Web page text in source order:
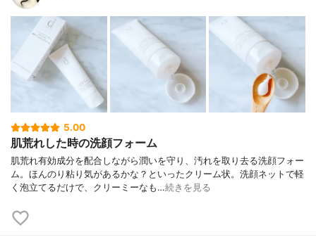
5.00
肌荒れした時の洗顔フォーム
肌荒れ有効成分を配合しながら潤いを守り、汚れを取り去る洗顔フォー
ム。ほんのり粘り気があるかな？といったクリーム状。洗顔ネットで軽
く泡立てるだけで、クリーミーなも…続きを見る